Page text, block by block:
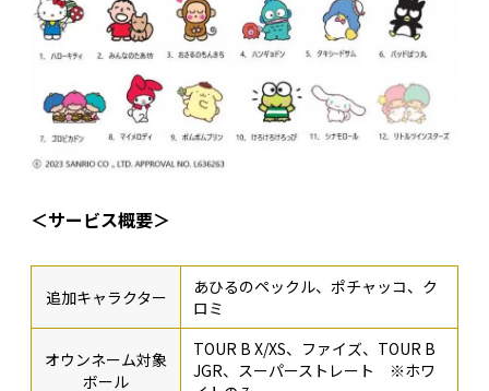
＜サービス概要＞
追加キャラクター
あひるのペックル、ポチャッコ、ク
ロミ
オウンネーム対象
ボール
TOUR B X/XS、ファイズ、TOUR B
JGR、スーパーストレート ※ホワ